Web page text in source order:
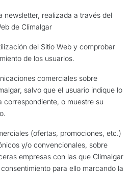
newsletter, realizada a través del
de Climalgar
del Sitio Web y comprobar
de los usuarios.
comerciales sobre
salvo que el usuario indique lo
o muestre su
(ofertas, promociones, etc.)
y/o convencionales, sobre
empresas con las que Climalgar
para ello marcando la